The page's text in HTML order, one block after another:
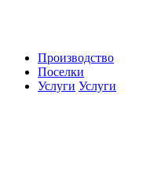
Производство
Поселки
Услуги Услуги